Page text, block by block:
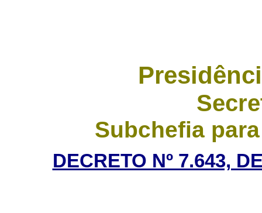
Subchefia
DECRETO Nº 7.643,